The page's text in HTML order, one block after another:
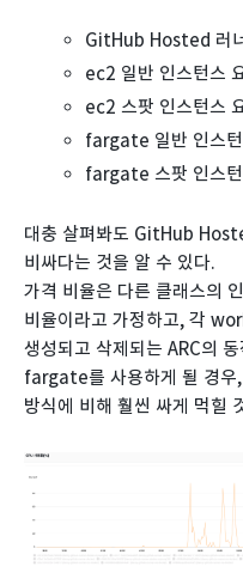
GitHub Hosted 러
ec2 일반 인스턴스
ec2 스팟 인스턴스
fargate 일반 인스
fargate 스팟 인스
대충 살펴봐도 GitHub
비싸다는 것을 알 수 있다.
가격 비율은 다른 클래스의
비율이라고 가정하고, 각
생성되고 삭제되는 ARC의
fargate를 사용하게 될 경우
방식에 비해 훨씬 싸게 먹힐